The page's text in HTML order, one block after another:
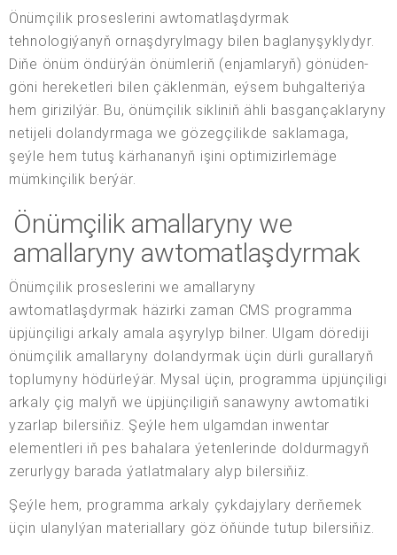
Önümçilik proseslerini awtomatlaşdyrmak
tehnologiýanyň ornaşdyrylmagy bilen baglanyşyklydyr.
Diňe önüm öndürýän önümleriň (enjamlaryň) gönüden-
göni hereketleri bilen çäklenmän, eýsem buhgalteriýa
hem girizilýär. Bu, önümçilik sikliniň ähli basgançaklaryny
netijeli dolandyrmaga we gözegçilikde saklamaga,
şeýle hem tutuş kärhananyň işini optimizirlemäge
mümkinçilik berýär.
Önümçilik amallaryny we
amallaryny awtomatlaşdyrmak
Önümçilik proseslerini we amallaryny
awtomatlaşdyrmak häzirki zaman CMS programma
üpjünçiligi arkaly amala aşyrylyp bilner. Ulgam dörediji
önümçilik amallaryny dolandyrmak üçin dürli gurallaryň
toplumyny hödürleýär. Mysal üçin, programma üpjünçiligi
arkaly çig malyň we üpjünçiligiň sanawyny awtomatiki
yzarlap bilersiňiz. Şeýle hem ulgamdan inwentar
elementleri iň pes bahalara ýetenlerinde doldurmagyň
zerurlygy barada ýatlatmalary alyp bilersiňiz.
Şeýle hem, programma arkaly çykdajylary derňemek
üçin ulanylýan materiallary göz öňünde tutup bilersiňiz.